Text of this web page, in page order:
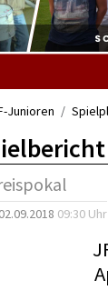
Junioren
09:30 Uhr